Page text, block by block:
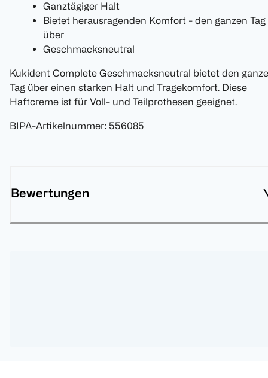
Ganztägiger Halt
Bietet herausragenden Komfort - den ganzen Tag
über
Geschmacksneutral
Kukident Complete Geschmacksneutral bietet den
Tag über einen starken Halt und Tragekomfort. Diese
Haftcreme ist für Voll- und Teilprothesen geeignet.
BIPA-Artikelnummer: 556085
Bewertungen